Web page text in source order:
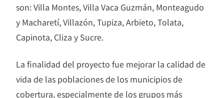
son: Villa Montes, Villa Vaca Guzmán, Monteagudo
y Macharetí, Villazón, Tupiza, Arbieto, Tolata,
Capinota, Cliza y Sucre.
La finalidad del proyecto fue mejorar la calidad de
vida de las poblaciones de los municipios de
cobertura, especialmente de los grupos más